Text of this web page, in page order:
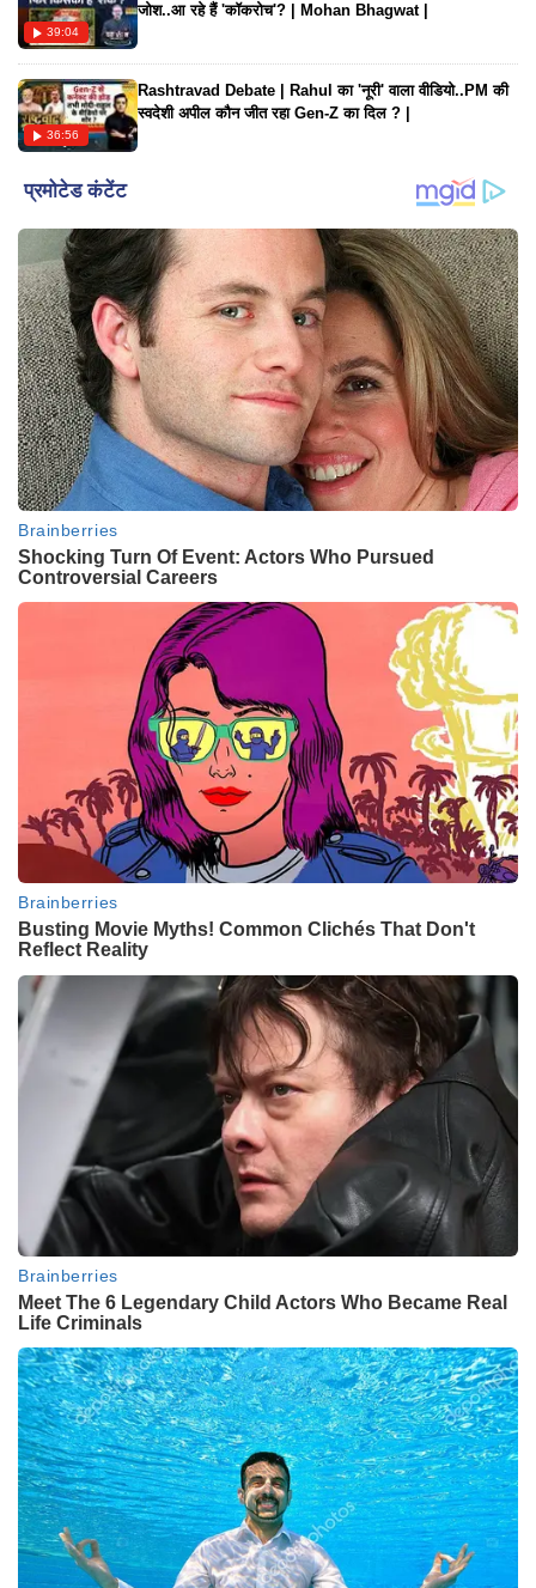
39:04
जोश..आ रहे हैं 'कॉकरोच'? | Mohan Bhagwat |
36:56
Rashtravad Debate | Rahul का 'नूरी' वाला वीडियो..PM की
स्वदेशी अपील कौन जीत रहा Gen-Z का दिल ? |